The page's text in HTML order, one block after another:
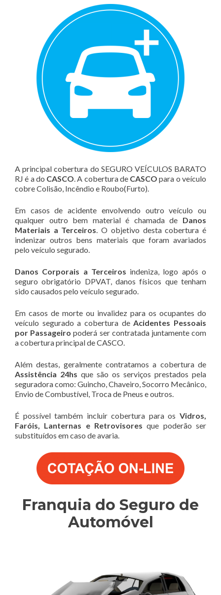
A principal cobertura do SEGURO VEÍCULOS BARATO
RJ é a do CASCO . A cobertura de CASCO para o veículo
cobre Colisão, Incêndio e Roubo(Furto).
Em casos de acidente envolvendo outro veículo ou
qualquer outro bem material é chamada de Danos
Materiais a Terceiros . O objetivo desta cobertura é
indenizar outros bens materiais que foram avariados
pelo veículo segurado.
Danos Corporais a Terceiros indeniza, logo após o
seguro obrigatório DPVAT, danos físicos que tenham
sido causados pelo veículo segurado.
Em casos de morte ou invalidez para os ocupantes do
veículo segurado a cobertura de Acidentes Pessoais
por Passageiro poderá ser contratada juntamente com
a cobertura principal de CASCO.
Além destas, geralmente contratamos a cobertura de
Assistência 24hs que são os serviços prestados pela
seguradora como: Guincho, Chaveiro, Socorro Mecânico,
Envio de Combustível, Troca de Pneus e outros.
É possível também incluir cobertura para os Vidros,
Faróis, Lanternas e Retrovisores que poderão ser
substituídos em caso de avaria.
Franquia do Seguro de
Automóvel